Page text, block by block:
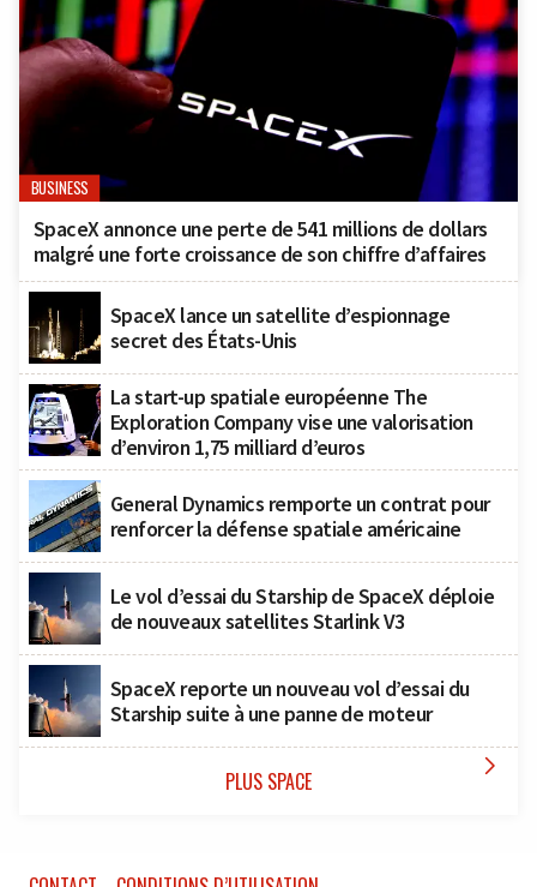
BUSINESS
SpaceX annonce une perte de 541 millions de dollars
malgré une forte croissance de son chiffre d’affaires
SpaceX lance un satellite d’espionnage
secret des États-Unis
La start-up spatiale européenne The
Exploration Company vise une valorisation
d’environ 1,75 milliard d’euros
General Dynamics remporte un contrat pour
renforcer la défense spatiale américaine
Le vol d’essai du Starship de SpaceX déploie
de nouveaux satellites Starlink V3
SpaceX reporte un nouveau vol d’essai du
Starship suite à une panne de moteur
PLUS SPACE 